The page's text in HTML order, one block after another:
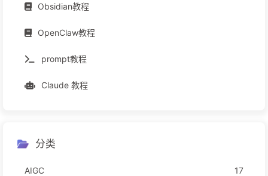
Obsidian教程
OpenClaw教程
prompt教程
Claude 教程
分类
AIGC 17